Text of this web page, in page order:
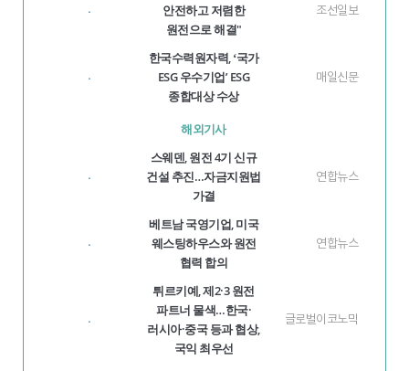
·
안전하고 저렴한
원전으로 해결"
조선일보
·
한국수력원자력, ʻ국가
ESG 우수기업ʼ ESG
종합대상 수상
매일신문
해외기사
·
스웨덴, 원전 4기 신규
건설 추진…자금지원법
가결
연합뉴스
·
베트남 국영기업, 미국
웨스팅하우스와 원전
협력 합의
연합뉴스
·
튀르키예, 제2·3 원전
파트너 물색…한국·
러시아·중국 등과 협상,
국익 최우선
글로벌이코노믹